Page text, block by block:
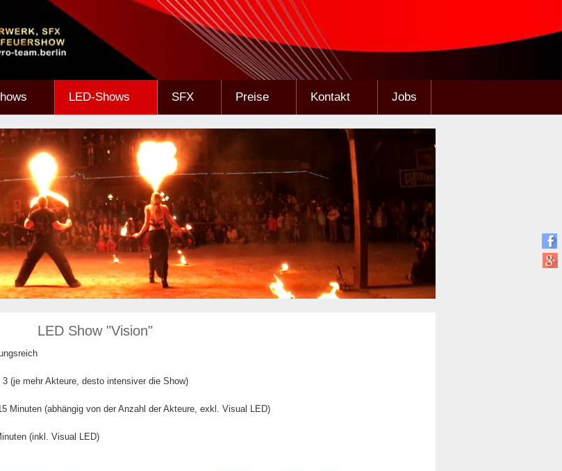
LED-Shows SFX Preise Kontakt Jobs
LED Show "Vision"
(je mehr Akteure, desto intensiver die Show)
Minuten (abhängig von der Anzahl der Akteure, exkl. Visual LED)
(inkl. Visual LED)